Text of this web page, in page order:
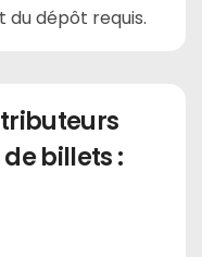
du dépôt requis.
billets :